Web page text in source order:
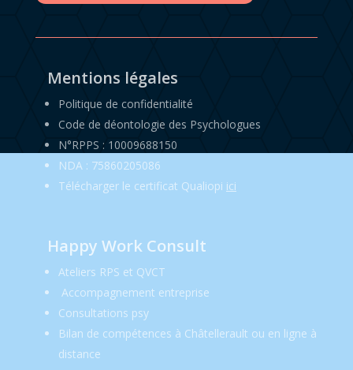
Mentions légales
Politique de confidentialité
Code de déontologie des Psychologues
N°RPPS : 10009688150
NDA : 75860205086
Télécharger le certificat Qualiopi ici
Happy Work Consult
Ateliers RPS et QVCT
Accompagnement entreprise
Consultations psy
Bilan de compétences à Châtellerault ou en ligne à
distance